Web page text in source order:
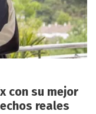
con su mejor
reales